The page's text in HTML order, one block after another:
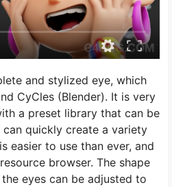
and stylized eye, which
CyCles (Blender). It is very
a preset library that can be
quickly create a variety
easier to use than ever, and
browser. The shape
eyes can be adjusted to